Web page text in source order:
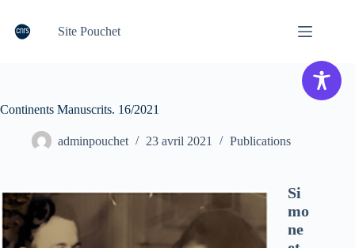
contenu
Site Pouchet
Continents Manuscrits. 16/2021
adminpouchet 23 avril 2021 Publications
Si
mo
ne